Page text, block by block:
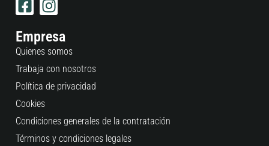
Empresa
Quienes somos
Trabaja con nosotros
Política de privacidad
Cookies
Condiciones generales de la contratación
Términos y condiciones legales